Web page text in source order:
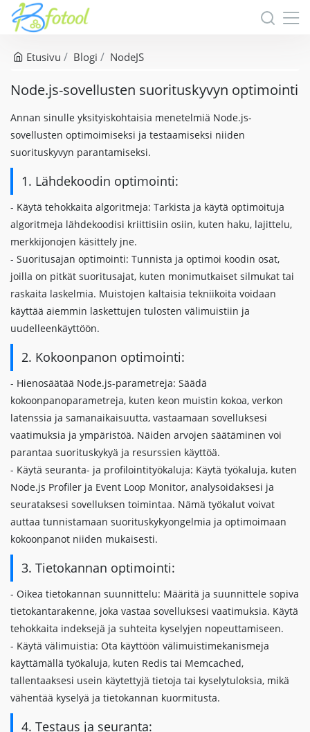
Etusivu Blogi NodeJS
Node.js-sovellusten suorituskyvyn optimointi
Annan sinulle yksityiskohtaisia ​​menetelmiä Node.js-
sovellusten optimoimiseksi ja testaamiseksi niiden
suorituskyvyn parantamiseksi.
1. Lähdekoodin optimointi:
- Käytä tehokkaita algoritmeja: Tarkista ja käytä optimoituja
algoritmeja lähdekoodisi kriittisiin osiin, kuten haku, lajittelu,
merkkijonojen käsittely jne.
- Suoritusajan optimointi: Tunnista ja optimoi koodin osat,
joilla on pitkät suoritusajat, kuten monimutkaiset silmukat tai
raskaita laskelmia. Muistojen kaltaisia ​​tekniikoita voidaan
käyttää aiemmin laskettujen tulosten välimuistiin ja
uudelleenkäyttöön.
2. Kokoonpanon optimointi:
- Hienosäätää Node.js-parametreja: Säädä
kokoonpanoparametreja, kuten keon muistin kokoa, verkon
latenssia ja samanaikaisuutta, vastaamaan sovelluksesi
vaatimuksia ja ympäristöä. Näiden arvojen säätäminen voi
parantaa suorituskykyä ja resurssien käyttöä.
- Käytä seuranta- ja profilointityökaluja: Käytä työkaluja, kuten
Node.js Profiler ja Event Loop Monitor, analysoidaksesi ja
seurataksesi sovelluksen toimintaa. Nämä työkalut voivat
auttaa tunnistamaan suorituskykyongelmia ja optimoimaan
kokoonpanot niiden mukaisesti.
3. Tietokannan optimointi:
- Oikea tietokannan suunnittelu: Määritä ja suunnittele sopiva
tietokantarakenne, joka vastaa sovelluksesi vaatimuksia. Käytä
tehokkaita indeksejä ja suhteita kyselyjen nopeuttamiseen.
- Käytä välimuistia: Ota käyttöön välimuistimekanismeja
käyttämällä työkaluja, kuten Redis tai Memcached,
tallentaaksesi usein käytettyjä tietoja tai kyselytuloksia, mikä
vähentää kyselyä ja tietokannan kuormitusta.
4. Testaus ja seuranta: